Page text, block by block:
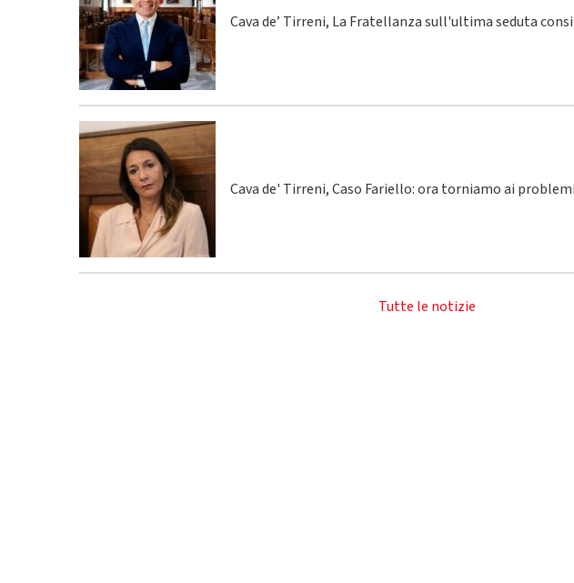
Cava de’ Tirreni, La Fratellanza sull'ultima seduta
Cava de' Tirreni, Caso Fariello: ora torniamo ai
Tutte le notizie